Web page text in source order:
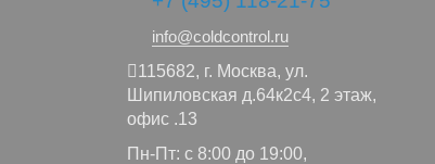
info@coldcontrol.ru
115682, г. Москва, ул.
Шипиловская д.64к2с4, 2 этаж,
офис .13
Пн-Пт: с 8:00 до 19:00,